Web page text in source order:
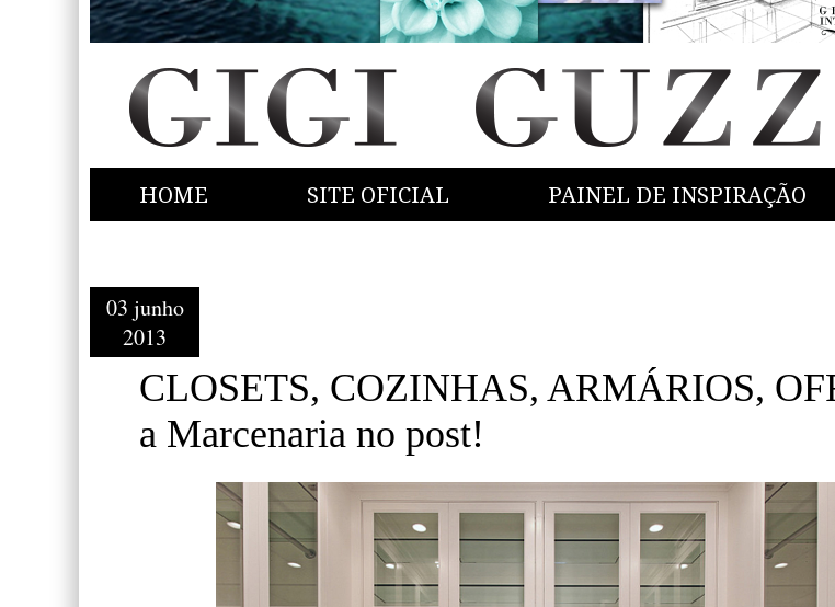
HOME SITE OFICIAL PAINEL DE INSPIRAÇÃO
03 junho
2013
CLOSETS, COZINHAS, ARMÁRIOS,
a Marcenaria no post!